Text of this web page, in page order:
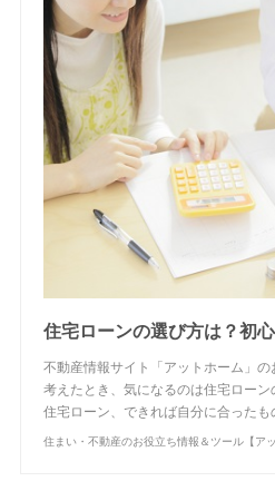
不動産情報サイト「アットホーム」
考えたとき、気になるのは住宅ロー
住宅ローン、できれば自分に合った
住まい・不動産のお役立ち情報＆ツール【ア